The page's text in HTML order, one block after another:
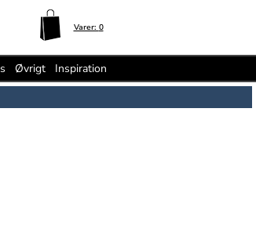
Varer: 0
Øvrigt Inspiration